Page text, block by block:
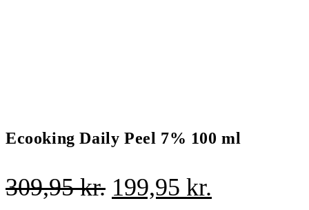
Ecooking Daily Peel 7% 100 ml
309,95kr. Den
199,95 kr.